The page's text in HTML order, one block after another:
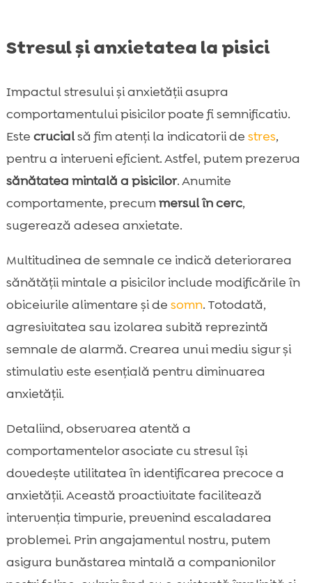
Stresul și anxietatea la pisici
Impactul stresului și anxietății asupra
comportamentului pisicilor poate fi semnificativ.
Este crucialsă fim atenți la indicatorii de stres,
pentru a interveni eficient. Astfel, putem prezerva
sănătatea mintală a pisicilor. Anumite
comportamente, precummersul în cerc,
sugerează adesea anxietate.
Multitudinea de semnale ce indică deteriorarea
sănătății mintale a pisicilor include modificările în
obiceiurile alimentare și de somn. Totodată,
agresivitatea sau izolarea subită reprezintă
semnale de alarmă. Crearea unui mediu sigur și
stimulativ este esențială pentru diminuarea
anxietății.
Detaliind, observarea atentă a
comportamentelor asociate cu stresul își
dovedește utilitatea în identificarea precoce a
anxietății. Această proactivitate facilitează
intervenția timpurie, prevenind escaladarea
problemei. Prin angajamentul nostru, putem
asigura bunăstarea mintală a companionilor